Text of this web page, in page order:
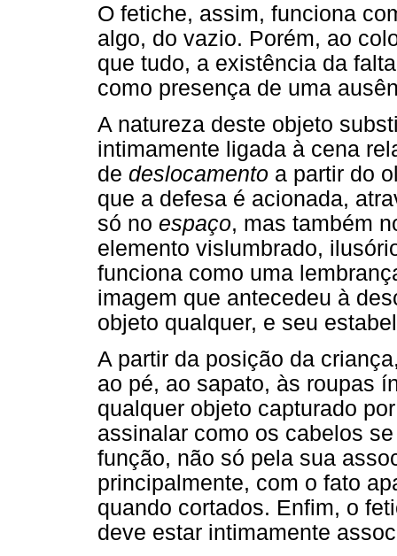
O fetiche, assim, funciona
algo, do vazio. Porém, ao
que tudo, a existência da
como presença de uma
A natureza deste objeto
intimamente ligada à cena
de deslocamento a partir do
que a defesa é acionada,
só no espaço, mas também
elemento vislumbrado,
funciona como uma
imagem que antecedeu à
objeto qualquer, e seu
A partir da posição da
ao pé, ao sapato, às roupas
qualquer objeto capturado
assinalar como os cabelos
função, não só pela sua
principalmente, com o fato
quando cortados. Enfim, o
deve estar intimamente